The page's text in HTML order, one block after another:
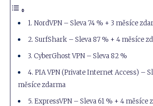
1. NordVPN – Sleva 74 % + 3 měsíce
2. SurfShark – Sleva 87 % + 4 měsíce
3. CyberGhost VPN – Sleva 82 %
4. PIA VPN (Private Internet Access) –
měsíce zdarma
5. ExpressVPN – Sleva 61 % + 4 měsíce